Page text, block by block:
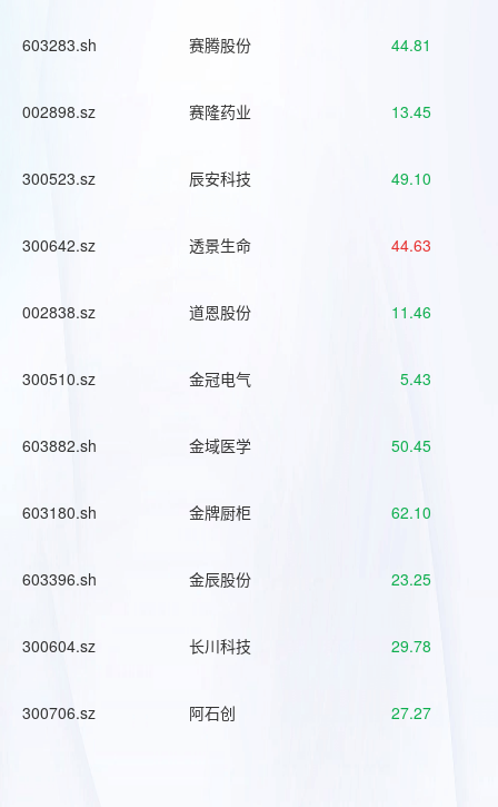
603283.sh 赛腾股份 44.81
002898.sz 赛隆药业 13.45
300523.sz 辰安科技 49.10
300642.sz 透景生命 44.63
002838.sz 道恩股份 11.46
300510.sz 金冠电气 5.43
603882.sh 金域医学 50.45
603180.sh 金牌厨柜 62.10
603396.sh 金辰股份 23.25
300604.sz 长川科技 29.78
300706.sz 阿石创 27.27